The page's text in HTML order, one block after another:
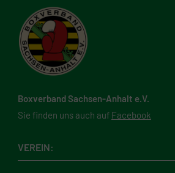
Boxverband Sachsen-Anhalt e.V.
Sie finden uns auch auf Facebook
VEREIN: